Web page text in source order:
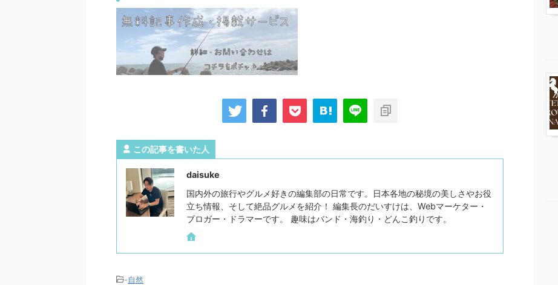
この記事を書いた人
daisuke
国内外の旅行やグルメ好きの編集部の日常です。日本各地の秘境の美しさやお役
立ち情報、そして絶品グルメを紹介！ 編集長のだいすけは、Webマーケター・
ブロガー・ドラマーです。 趣味はバンド・海釣り・どんこ釣りです。
-自然